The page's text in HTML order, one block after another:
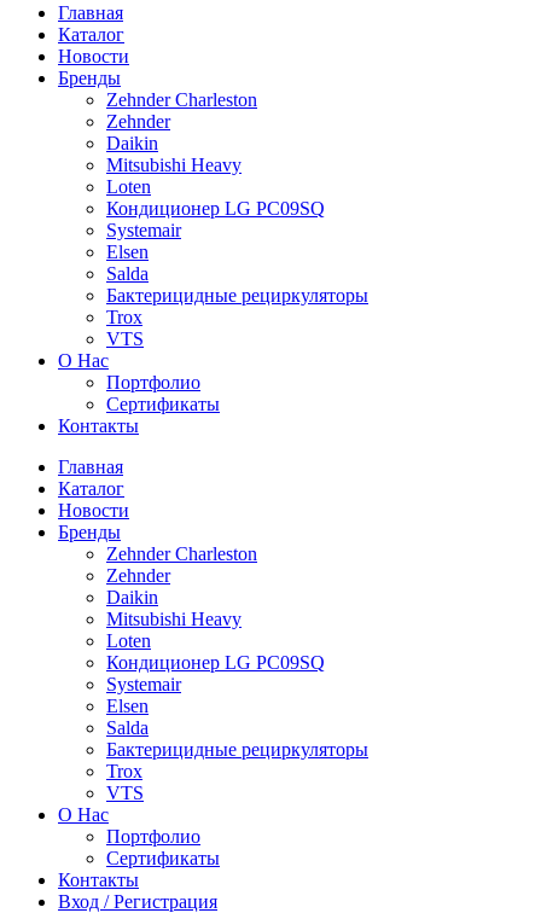
Главная
Каталог
Новости
Бренды
Zehnder Charleston
Zehnder
Daikin
Mitsubishi Heavy
Loten
Кондиционер LG PC09SQ
Systemair
Elsen
Salda
Бактерицидные рециркуляторы
Trox
VTS
О Нас
Портфолио
Сертификаты
Контакты
Главная
Каталог
Новости
Бренды
Zehnder Charleston
Zehnder
Daikin
Mitsubishi Heavy
Loten
Кондиционер LG PC09SQ
Systemair
Elsen
Salda
Бактерицидные рециркуляторы
Trox
VTS
О Нас
Портфолио
Сертификаты
Контакты
Вход / Регистрация